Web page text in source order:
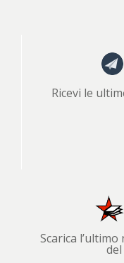
Ricevi le
Scarica